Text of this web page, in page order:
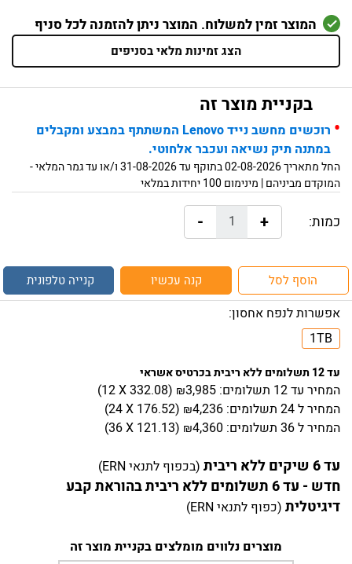
המוצר זמין למשלוח. המוצר ניתן להזמנה לכל סניף
הצג זמינות מלאי בסניפים
בקניית מוצר זה
•
רוכשים מחשב נייד Lenovo המשתתף במבצע ומקבלים
במתנה תיק נשיאה ועכבר אלחוטי.
החל מתאריך 02-08-2026 בתוקף עד 31-08-2026 ו/או עד גמר המלאי -
המוקדם מביניהם | מינימום 100 יחידות במלאי
כמות: +
-
הוסף לסל קנה עכשיו קנייה טלפונית
אפשרות לנפח אחסון:
1TB
עד 12 תשלומים ללא ריבית בכרטיס אשראי
המחיר עד 12 תשלומים: ₪3,985
(12 X332.08)
המחירל 24 תשלומים: ₪4,236
(24 X 176.52)
המחירל 36 תשלומים: ₪4,360
(36 X 121.13)
עד 6 שיקים ללא ריבית (בכפוף לתנאי ERN)
חדש - עד 6 תשלומים ללא ריבית בהוראת קבע
דיגיטלית (כפוף לתנאי ERN)
מוצרים נלווים מומלצים בקניית מוצר זה